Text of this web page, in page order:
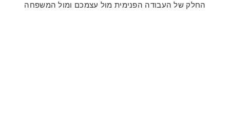
החלק של העבודה הפנימית מול עצמכם ומול המשפחה